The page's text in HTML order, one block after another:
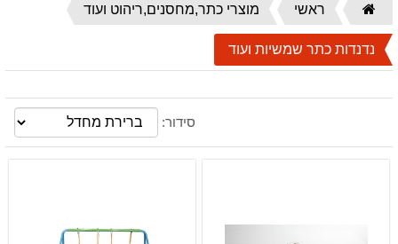
דף
הבית
ראשי מוצרי כתר,מחסנים,ריהוט ועוד
נדנדות כתר שמשיות ועוד
סידור: